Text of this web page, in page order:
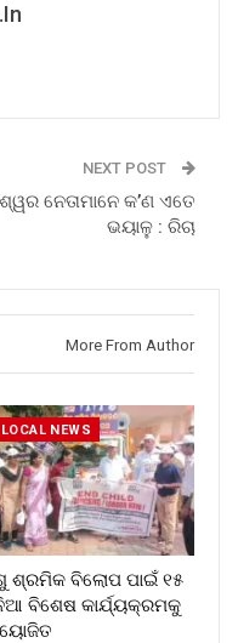
NEXT POST
ନେତାମାନେ କ’ଣ ଏତେ
ଭୟାଳୁ : ରିଚା
More From Author
LOCAL NEWS
ଶ୍ରମିକ ବିଲୋପ ପାଇଁ ୧୫
ବିଶେଷ କାର୍ଯ୍ୟକ୍ରମକୁ